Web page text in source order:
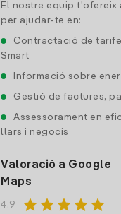
El nostre equip
per ajudar-te en:
Contractació de
Smart
Informació sobre
Gestió de factures,
Assessorament en
llars i negocis
Valoració a Google
Maps
4.9 starstarstarstarstar